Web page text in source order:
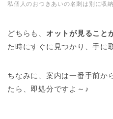
私個人のおつきあいの名刺は別に収
どちらも、 オットが見ること
た時にすぐに見つかり、手に
ちなみに、案内は一番手前か
たら、即処分ですよ～♪